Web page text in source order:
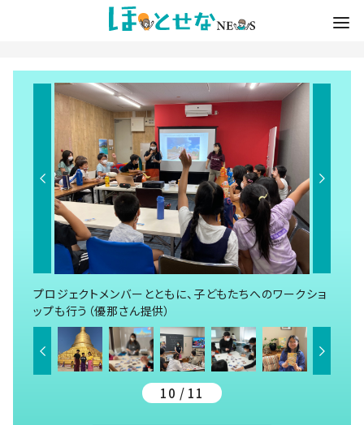
プロジェクトメンバーとともに、子どもたちへのワークショ
ップも行う（優那さん提供）
10 / 11